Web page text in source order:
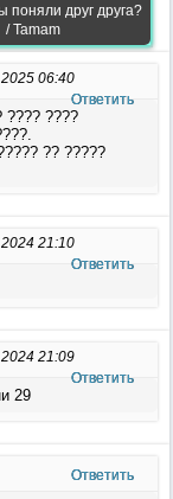
поняли друг друга?
/ Tamam
06:40
Ответить
???? ????
?? ?????
21:10
Ответить
21:09
Ответить
29
Ответить